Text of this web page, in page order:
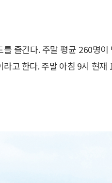
즐긴다. 주말 평균 260명
고 한다. 주말 아침 9시 현재